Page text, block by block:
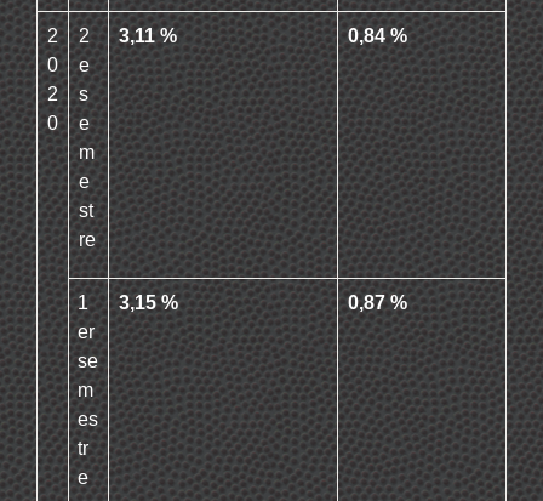
2
0
2
0
2
e
s
e
m
e
st
re
3,11 % 0,84 %
1
er
se
m
es
tr
e
3,15 % 0,87 %